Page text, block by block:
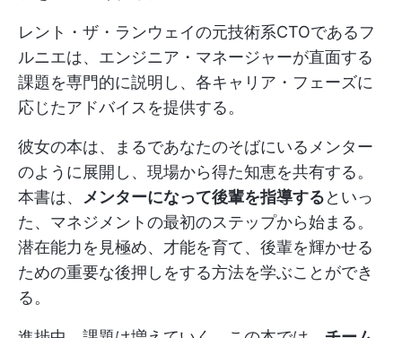
レント・ザ・ランウェイの元技術系CTOであるフ
ルニエは、エンジニア・マネージャーが直面する
課題を専門的に説明し、各キャリア・フェーズに
応じたアドバイスを提供する。
彼女の本は、まるであなたのそばにいるメンター
のように展開し、現場から得た知恵を共有する。
本書は、
メンターになって後輩を指導するといっ
た、マネジメントの最初のステップから始まる。
潜在能力を見極め、才能を育て、後輩を輝かせる
ための重要な後押しをする方法を学ぶことができ
る。